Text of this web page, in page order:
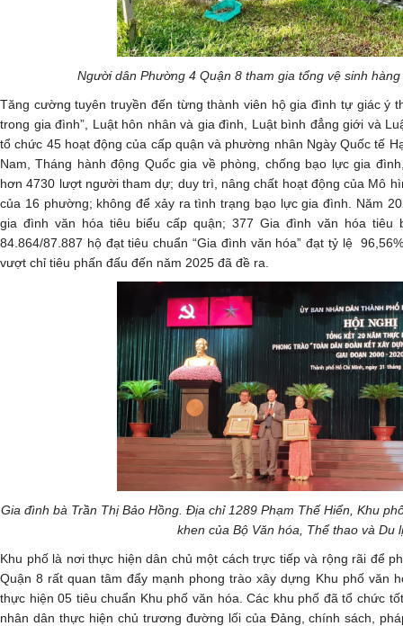
Người dân Phường 4 Quận 8 tham gia tổng vệ sinh
Tăng cường tuyên truyền đến từng thành viên hộ gia đình tự giác ý
trong gia đình”, Luật hôn nhân và gia đình, Luật bình đẳng giới và
tổ chức 45 hoạt động của cấp quận và phường nhân Ngày Quốc tế
Nam, Tháng hành động Quốc gia về phòng, chống bạo lực gia
hơn 4730 lượt người tham dự; duy trì, nâng chất hoạt động của Mô
của 16 phường; không để xảy ra tình trạng bạo lực gia đình. Năm
gia đình văn hóa tiêu biểu cấp quận; 377 Gia đình văn hóa tiêu
84.864/87.887 hộ đạt tiêu chuẩn “Gia đình văn hóa” đạt tỷ lệ
vượt chỉ tiêu phấn đấu đến năm 2025 đã đề ra.
Gia đình bà Trần Thị Bảo Hồng. Địa chỉ 1289 Phạm Thế Hiển, Khu
khen của Bộ Văn hóa, Thể thao và Du
Khu phố là nơi thực hiện dân chủ một cách trực tiếp và rộng rãi để
Quận 8 rất quan tâm đẩy mạnh phong trào xây dựng Khu phố văn
thực hiện 05 tiêu chuẩn Khu phố văn hóa. Các khu phố đã tổ chức
nhân dân thực hiện chủ trương đường lối của Đảng, chính sách,